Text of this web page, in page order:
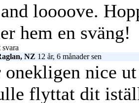
loooove.
hem en sväng!
NZ 12 år, 6 månader sen
onekligen nice
flyttat dit